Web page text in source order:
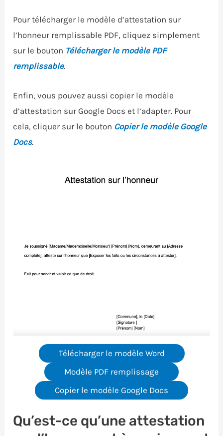
Pour télécharger le modèle d’attestation sur
l’honneur remplissable PDF, cliquez simplement
sur le bouton Télécharger le modèle PDF
remplissable.
Enfin, vous pouvez aussi copier le modèle
d’attestation sur Google Docs et l’adapter. Pour
cela, cliquer sur le bouton Copier le modèle Google
Docs.
Télécharger le modèle Word
Modèle PDF remplissage
Copier le modèle Google Docs
Qu’est-ce qu’une attestation